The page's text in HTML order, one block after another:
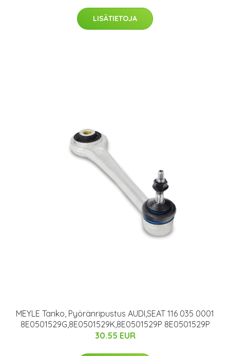
LISÄTIETOJA
MEYLE Tanko, Pyöränripustus AUDI,SEAT 116 035 0001
8E0501529G,8E0501529K,8E0501529P 8E0501529P
30.55 EUR